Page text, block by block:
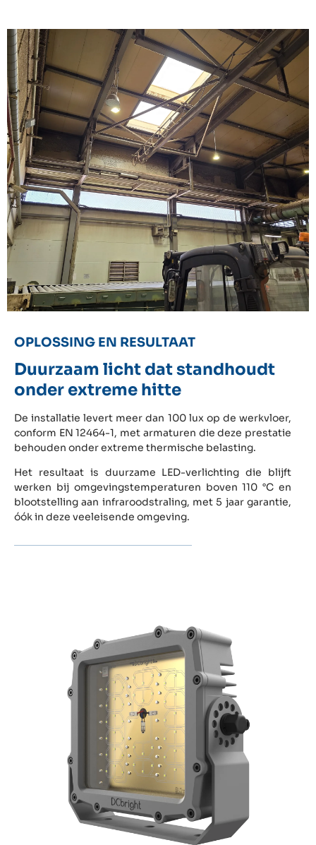
OPLOSSING EN RESULTAAT
Duurzaam licht dat standhoudt
onder extreme hitte
De installatie levert meer dan 100 lux op de werkvloer,
conform EN 12464-1, met armaturen die deze prestatie
behouden onder extreme thermische belasting.
Het resultaat is duurzame LED-verlichting die blijft
werken bij omgevingstemperaturen boven 110 °C en
blootstelling aan infraroodstraling, met 5 jaar garantie,
óók in deze veeleisende omgeving.